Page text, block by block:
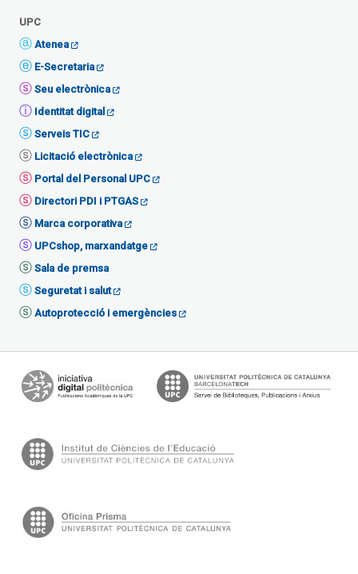
UPC
Atenea
E-Secretaria
Seu electrònica
Identitat digital
Serveis TIC
Licitació electrònica
Portal del Personal UPC
Directori PDI i PTGAS
Marca corporativa
UPCshop, marxandatge
Sala de premsa
Seguretat i salut
Autoprotecció i emergències